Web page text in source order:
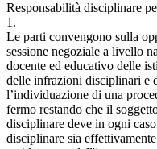
Responsabilità disciplinare
1.
Le parti convengono sulla
sessione negoziale a livello
docente ed educativo delle
delle infrazioni disciplinari e
l’individuazione di una
fermo restando che il
disciplinare deve in ogni
disciplinare sia